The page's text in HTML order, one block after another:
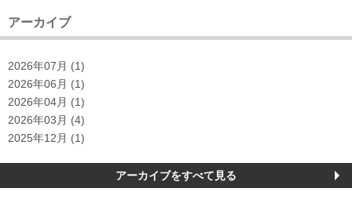
アーカイブ
2026年07月 (1)
2026年06月 (1)
2026年04月 (1)
2026年03月 (4)
2025年12月 (1)
アーカイブをすべて見る